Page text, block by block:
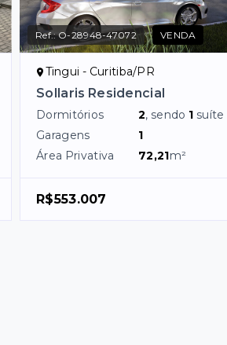
Ref.:O-28948-47072 VENDA
Tingui - Curitiba/PR
Sollaris Residencial
Dormitórios 2, sendo 1 suíte
Garagens
1
Área Privativa
72,21m²
R$553.007